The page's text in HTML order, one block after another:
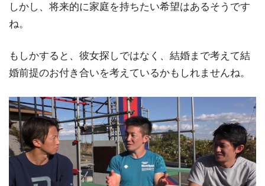
しかし、将来的に家庭を持ちたい希望はあるそうです
ね。
もしかすると、彼女探しではなく、結婚まで考えて結
婚前提のお付き合いを考えているかもしれませんね。